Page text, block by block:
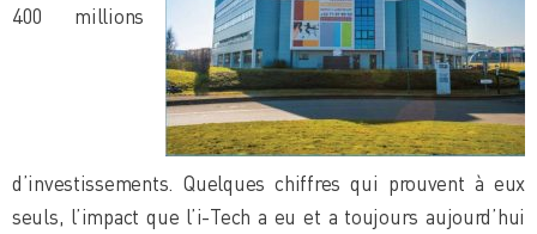
400 millions
d’investissements. Quelques chiffres qui prouvent à eux
seuls, l’impact que l’i-Tech a eu et a toujours aujourd’hui